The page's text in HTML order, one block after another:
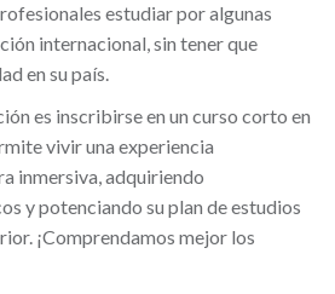
estudiar por algunas
internacional, sin tener que
en su país.
es inscribirse en un curso corto en
vivir una experiencia
inmersiva, adquiriendo
y potenciando su plan de estudios
¡Comprendamos mejor los